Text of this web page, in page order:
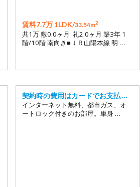
賃料7.7万 1LDK/33.54m2
共1万 敷0.0ヶ月 礼2.0ヶ月 築3年 1
階/10階 南向き■ＪＲ山陽本線 明 …
契約時の費用はカードでお支払 …
インターネット無料、都市ガス、オ
ートロック付きのお部屋。単身 …